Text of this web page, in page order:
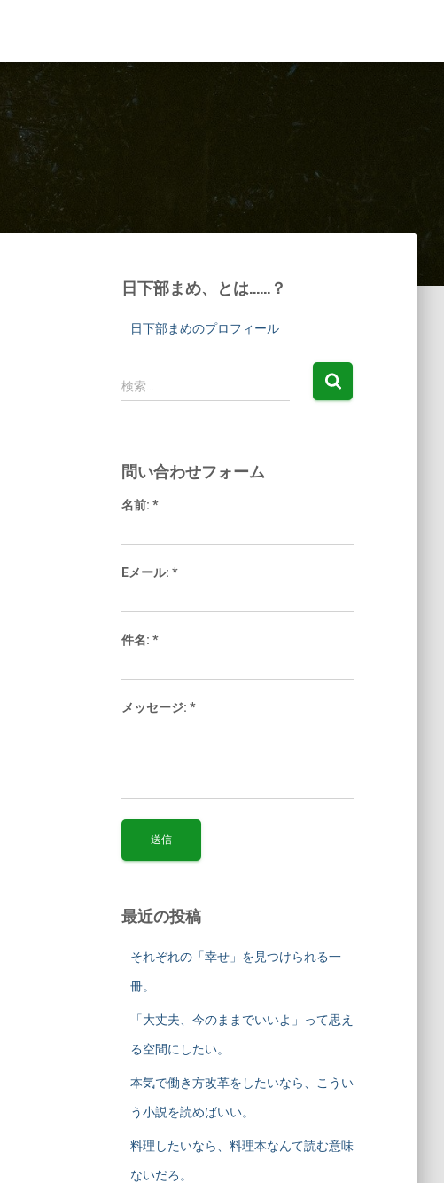
日下部まめ、とは……？
日下部まめのプロフィール
検
索:
検索…
問い合わせフォーム
名前: *
Eメール: *
件名: *
メッセージ: *
最近の投稿
それぞれの「幸せ」を見つけられる一
冊。
「大丈夫、今のままでいいよ」って思え
る空間にしたい。
本気で働き方改革をしたいなら、こうい
う小説を読めばいい。
料理したいなら、料理本なんて読む意味
ないだろ。